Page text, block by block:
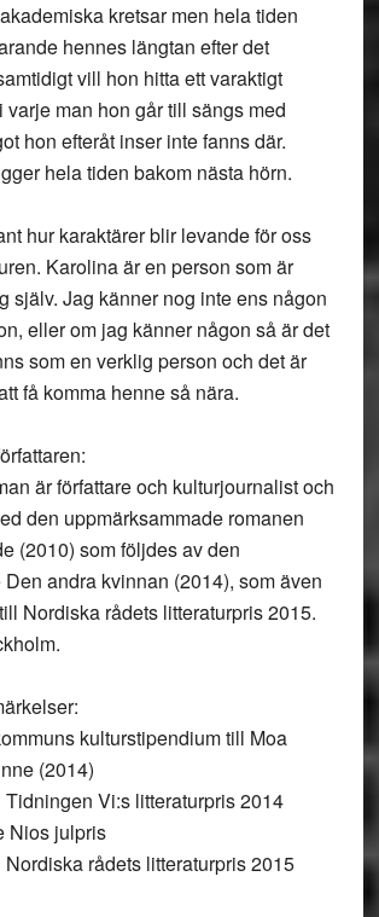
kretsar men hela tiden
hennes längtan efter det
vill hon hitta ett varaktigt
varje man hon går till sängs med
hon efteråt inser inte fanns där.
hela tiden bakom nästa hörn.
hur karaktärer blir levande för oss
Karolina är en person som är
själv. Jag känner nog inte ens någon
eller om jag känner någon så är det
som en verklig person och det är
få komma henne så nära.
är författare och kulturjournalist och
den uppmärksammade romanen
(2010) som följdes av den
andra kvinnan (2014), som även
Nordiska rådets litteraturpris 2015.
kulturstipendium till Moa
(2014)
Vi:s litteraturpris 2014
Nios julpris
rådets litteraturpris 2015